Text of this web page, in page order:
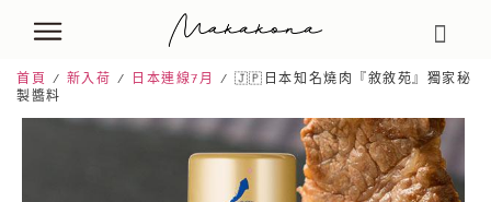
首頁 / 新入荷 / 日本連線7月
/ 🇯🇵日本知名燒肉『敘敘苑』獨家秘
製醬料